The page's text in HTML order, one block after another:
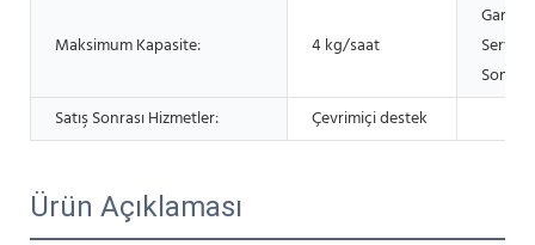
Maksimum Kapasite: 4 kg/saat
Garanti
Sonra:
Satış Sonrası Hizmetler:
Çevrimiçi destek
Ürün Açıklaması